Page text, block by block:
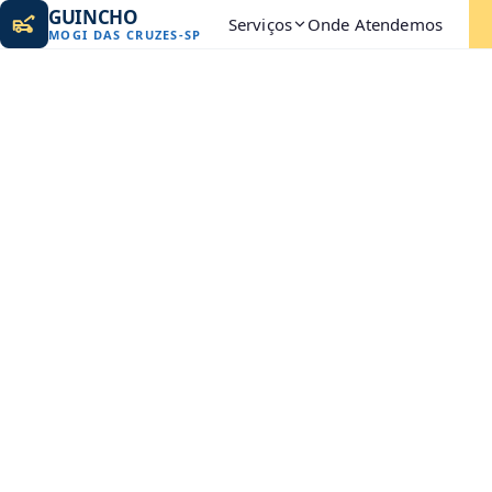
GUINCHO
MOGI DAS CRUZES-SP Serviços Onde Atendemos